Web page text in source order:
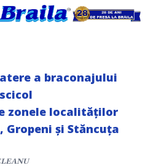
a braconajului
zonele localităților
Gropeni și Stăncuța